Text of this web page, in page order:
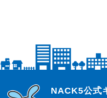
らじっと君
NACK5公式